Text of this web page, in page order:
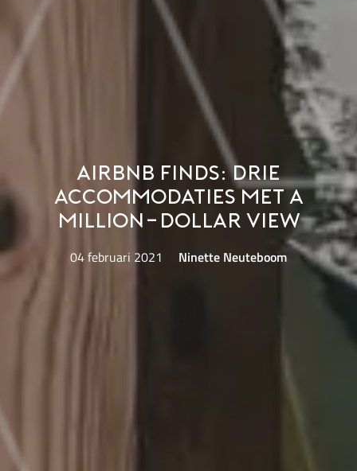
Airbnb Finds: drie
accommodaties met a
million-dollar view
04 februari 2021 Ninette Neuteboom